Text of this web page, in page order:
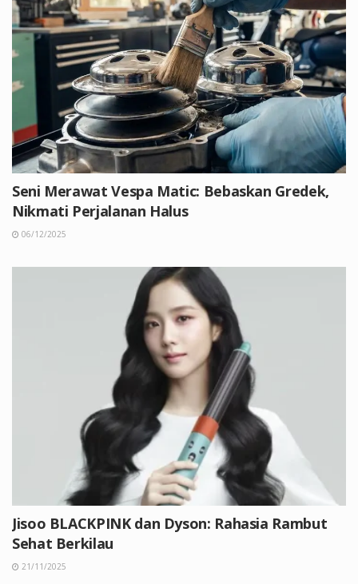
Seni Merawat Vespa Matic: Bebaskan Gredek,
Nikmati Perjalanan Halus
06/12/2025
Jisoo BLACKPINK dan Dyson: Rahasia Rambut
Sehat Berkilau
21/11/2025